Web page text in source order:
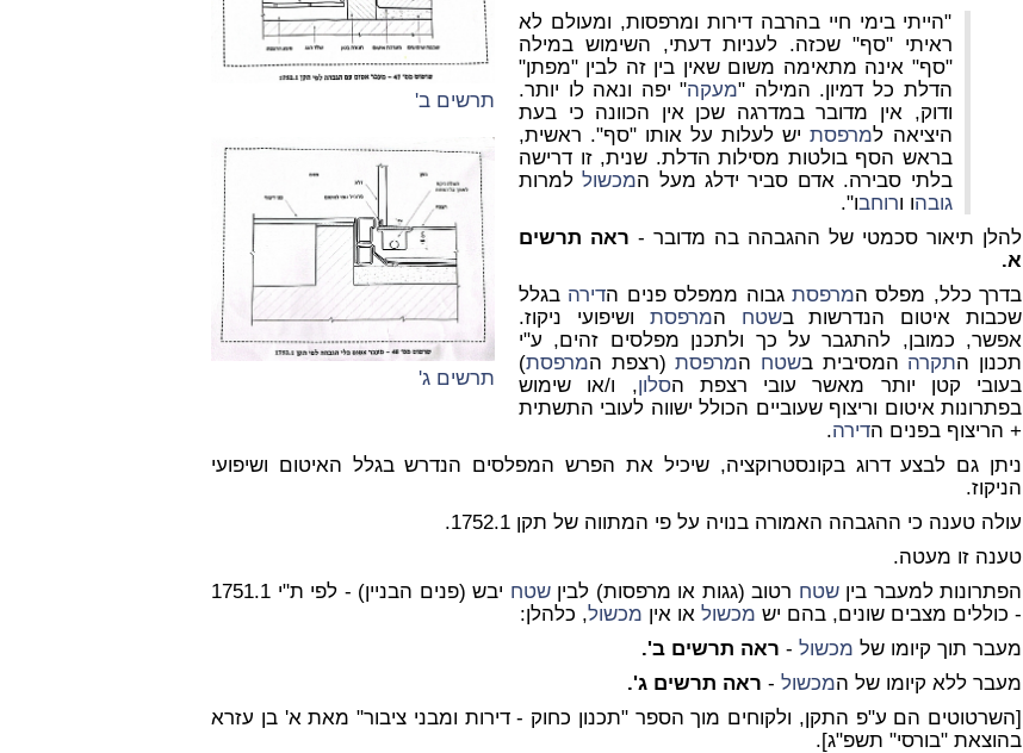
תרשים ב'
תרשים ג'
"הייתי בימי חיי בהרבה דירות ומרפסות, ומעולם לא
ראיתי "סף" שכזה. לעניות דעתי, השימוש במילה
"סף" אינה מתאימה משום שאין בין זה לבין "מפתן"
הדלת כל דמיון. המילה "מעקה" יפה ונאה לו יותר.
ודוק, אין מדובר במדרגה שכן אין הכוונה כי בעת
היציאה למרפסתיש לעלות על אותו "סף". ראשית,
בראש הסף בולטות מסילות הדלת. שנית, זו דרישה
בלתי סבירה. אדם סביר ידלג מעל המכשוללמרות
גובהו ורוחבו".
להלן תיאור סכמטי של ההגבהה בה מדובר - ראה תרשים
א.
בדרך כלל, מפלס המרפסת גבוה ממפלס פנים הדירה בגלל
שכבות איטום הנדרשות בשטח המרפסת ושיפועי ניקוז.
אפשר, כמובן, להתגבר על כך ולתכנן מפלסים זהים, ע"י
תכנון התקרה המסיבית בשטח המרפסת(רצפת המרפסת)
בעובי קטן יותר מאשר עובי רצפת הסלון, ו/או שימוש
בפתרונות איטום וריצוף שעוביים הכולל ישווה לעובי התשתית
+ הריצוף בפנים הדירה.
ניתן גם לבצע דרוג בקונסטרוקציה, שיכיל את הפרש המפלסים הנדרש בגלל האיטום ושיפועי
הניקוז.
עולה טענה כי ההגבהה האמורה בנויה על פי המתווה של תקן 1752.1.
טענה זו מעטה.
הפתרונות למעבר ביןשטח רטוב (גגות או מרפסות) לביןשטח
יבש (פנים הבניין) - לפי ת"י 1751.1
- כוללים מצבים שונים, בהם יש מכשול או אין מכשול, כלהלן:
מעבר תוך קיומו של מכשול - ראה תרשים ב'.
מעבר ללא קיומו של המכשול - ראה תרשים ג'.
[השרטוטים הם ע"פ התקן, ולקוחים מוך הספר "תכנון כחוק - דירות ומבני ציבור" מאת א' בן עזרא
בהוצאת "בורסי" תשפ"ג].